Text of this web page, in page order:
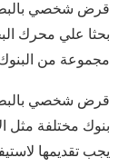
بحثا علي محرك
مجموعة من
بنوك مختلفة مثل
يجب تقديمها